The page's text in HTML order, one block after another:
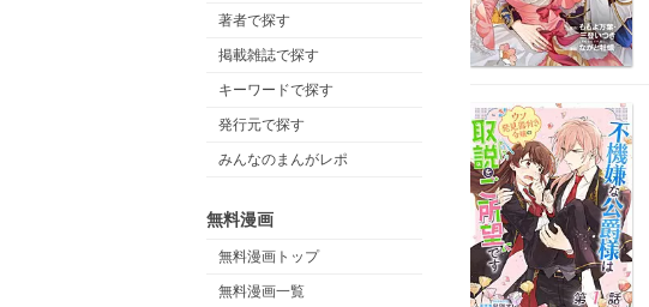
著者で探す
掲載雑誌で探す
キーワードで探す
発行元で探す
みんなのまんがレポ
無料漫画
無料漫画トップ
無料漫画一覧